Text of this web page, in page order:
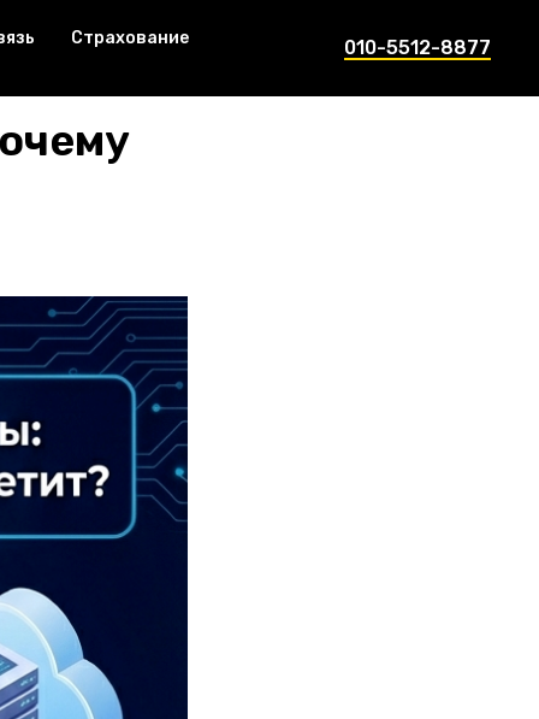
Страхование 010-5512-8877